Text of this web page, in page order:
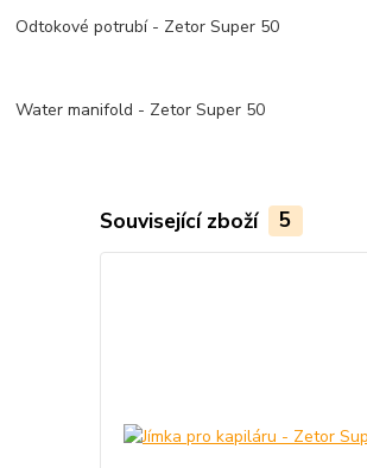
Odtokové potrubí - Zetor Super 50
Water manifold - Zetor Super 50
Související zboží 5